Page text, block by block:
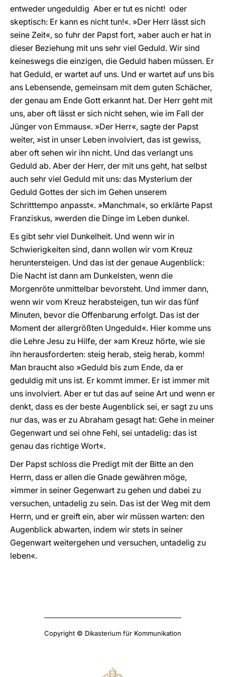
entweder ungeduldig  Aber er tut es nicht!  oder
skeptisch: Er kann es nicht tun!«. »Der Herr lässt sich
seine Zeit«, so fuhr der Papst fort, »aber auch er hat in
dieser Beziehung mit uns sehr viel Geduld. Wir sind
keineswegs die einzigen, die Geduld haben müssen. Er
hat Geduld, er wartet auf uns. Und er wartet auf uns bis
ans Lebensende, gemeinsam mit dem guten Schächer,
der genau am Ende Gott erkannt hat. Der Herr geht mit
uns, aber oft lässt er sich nicht sehen, wie im Fall der
Jünger von Emmaus«. »Der Herr«, sagte der Papst
weiter, »ist in unser Leben involviert, das ist gewiss,
aber oft sehen wir ihn nicht. Und das verlangt uns
Geduld ab. Aber der Herr, der mit uns geht, hat selbst
auch sehr viel Geduld mit uns: das Mysterium der
Geduld Gottes der sich im Gehen unserem
Schritttempo anpasst«. »Manchmal«, so erklärte Papst
Franziskus, »werden die Dinge im Leben dunkel.
Es gibt sehr viel Dunkelheit. Und wenn wir in
Schwierigkeiten sind, dann wollen wir vom Kreuz
heruntersteigen. Und das ist der genaue Augenblick:
Die Nacht ist dann am Dunkelsten, wenn die
Morgenröte unmittelbar bevorsteht. Und immer dann,
wenn wir vom Kreuz herabsteigen, tun wir das fünf
Minuten, bevor die Offenbarung erfolgt. Das ist der
Moment der allergrößten Ungeduld«. Hier komme uns
die Lehre Jesu zu Hilfe, der »am Kreuz hörte, wie sie
ihn herausforderten: steig herab, steig herab, komm!
Man braucht also »Geduld bis zum Ende, da er
geduldig mit uns ist. Er kommt immer. Er ist immer mit
uns involviert. Aber er tut das auf seine Art und wenn er
denkt, dass es der beste Augenblick sei, er sagt zu uns
nur das, was er zu Abraham gesagt hat: Gehe in meiner
Gegenwart und sei ohne Fehl, sei untadelig: das ist
genau das richtige Wort«.
Der Papst schloss die Predigt mit der Bitte an den
Herrn, dass er allen die Gnade gewähren möge,
»immer in seiner Gegenwart zu gehen und dabei zu
versuchen, untadelig zu sein. Das ist der Weg mit dem
Herrn, und er greift ein, aber wir müssen warten: den
Augenblick abwarten, indem wir stets in seiner
Gegenwart weitergehen und versuchen, untadelig zu
leben«.
Copyright © Dikasterium für Kommunikation